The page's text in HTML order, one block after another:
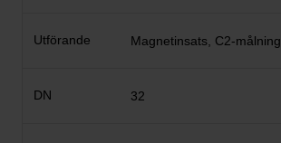
Magnetinsats, C2-målning
32